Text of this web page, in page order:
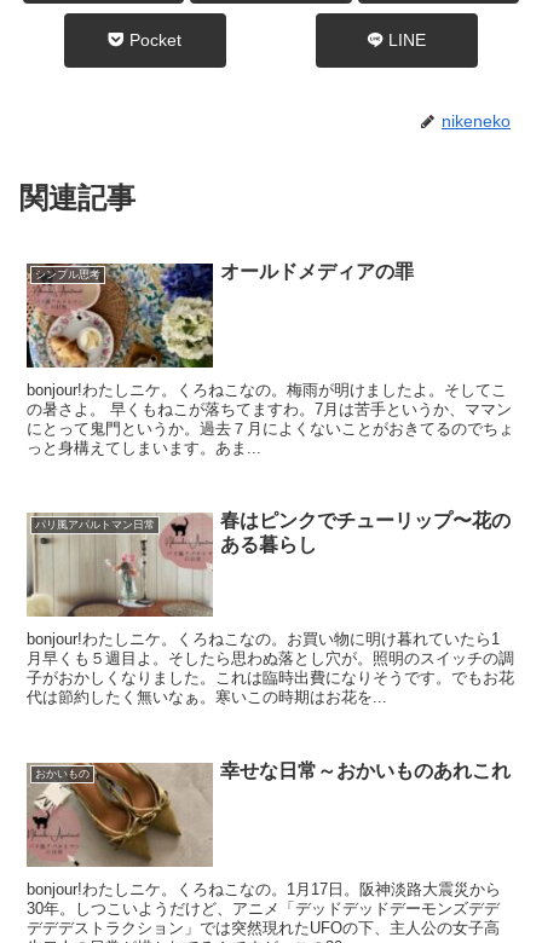
Pocket LINE
nikeneko
関連記事
シンプル思考 オールドメディアの罪
bonjour!わたしニケ。くろねこなの。梅雨が明けましたよ。そしてこ
の暑さよ。 早くもねこが落ちてますわ。7月は苦手というか、ママン
にとって鬼門というか。過去７月によくないことがおきてるのでちょ
っと身構えてしまいます。あま...
パリ風アパルトマン日常
春はピンクでチューリップ〜花の
ある暮らし
bonjour!わたしニケ。くろねこなの。お買い物に明け暮れていたら1
月早くも５週目よ。そしたら思わぬ落とし穴が。照明のスイッチの調
子がおかしくなりました。これは臨時出費になりそうです。でもお花
代は節約したく無いなぁ。寒いこの時期はお花を...
おかいもの 幸せな日常～おかいものあれこれ
bonjour!わたしニケ。くろねこなの。1月17日。阪神淡路大震災から
30年。しつこいようだけど、アニメ「デッドデッドデーモンズデデ
デデデストラクション」では突然現れたUFOの下、主人公の女子高